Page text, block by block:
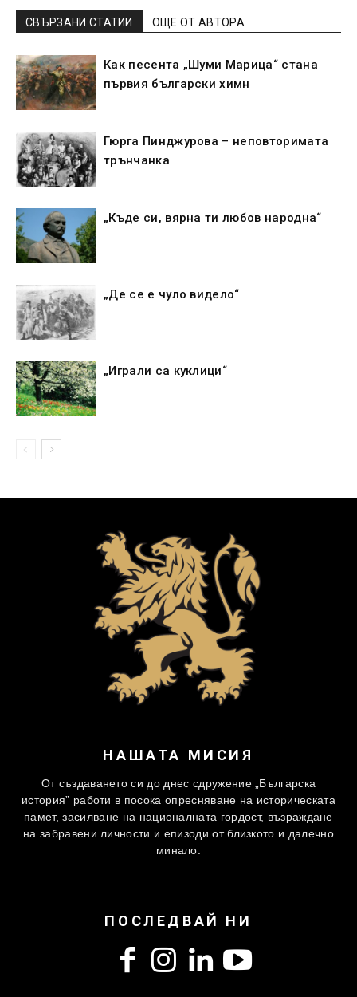
СВЪРЗАНИ СТАТИИ ОЩЕ ОТ АВТОРА
Как песента „Шуми Марица“ стана
първия български химн
Гюрга Пинджурова – неповторимата
трънчанка
„Къде си, вярна ти любов народна“
„Де се е чуло видело“
„Играли са куклици“
НАШАТА МИСИЯ
От създаването си до днес сдружение „Българска
история” работи в посока опресняване на историческата
памет, засилване на националната гордост, възраждане
на забравени личности и епизоди от близкото и далечно
минало.
ПОСЛЕДВАЙ НИ